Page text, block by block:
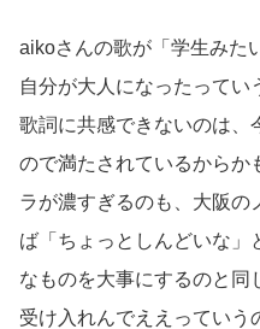
aikoさんの歌が「学生みた
自分が大人になったってい
歌詞に共感できないのは、
ので満たされているからか
ラが濃すぎるのも、大阪の
ば「ちょっとしんどいな」
なものを大事にするのと同
受け入れんでええっていう